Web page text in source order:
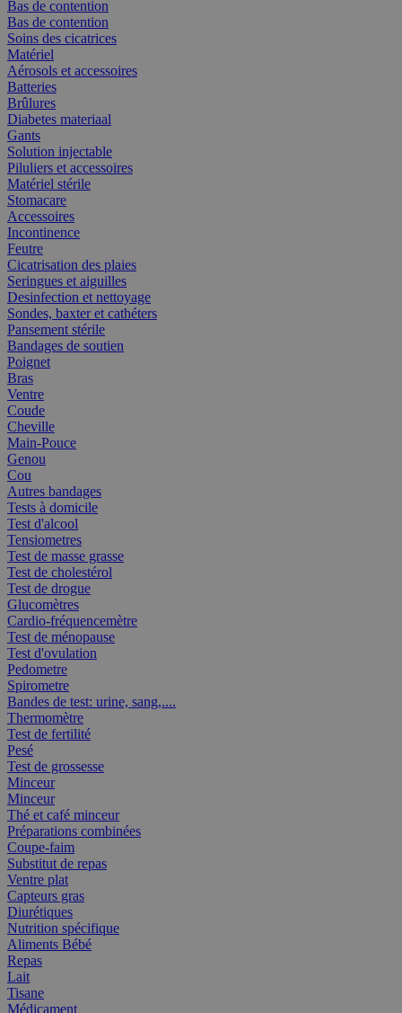
Bas de contention
Bas de contention
Soins des cicatrices
Matériel
Aérosols et accessoires
Batteries
Brûlures
Diabetes materiaal
Gants
Solution injectable
Piluliers et accessoires
Matériel stérile
Stomacare
Accessoires
Incontinence
Feutre
Cicatrisation des plaies
Seringues et aiguilles
Desinfection et nettoyage
Sondes, baxter et cathéters
Pansement stérile
Bandages de soutien
Poignet
Bras
Ventre
Coude
Cheville
Main-Pouce
Genou
Cou
Autres bandages
Tests à domicile
Test d'alcool
Tensiometres
Test de masse grasse
Test de cholestérol
Test de drogue
Glucomètres
Cardio-fréquencemètre
Test de ménopause
Test d'ovulation
Pedometre
Spirometre
Bandes de test: urine, sang,....
Thermomètre
Test de fertilité
Pesé
Test de grossesse
Minceur
Minceur
Thé et café minceur
Préparations combinées
Coupe-faim
Substitut de repas
Ventre plat
Capteurs gras
Diurétiques
Nutrition spécifique
Aliments Bébé
Repas
Lait
Tisane
Médicament